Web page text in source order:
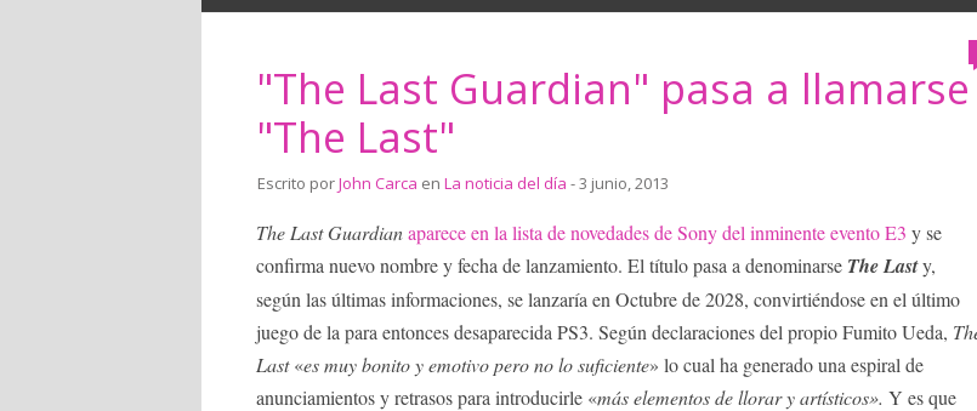
"The Last Guardian" pasa a llamarse
"The Last"
Escrito porJohn Carca en La noticia del día - 3 junio, 2013
The Last Guardianaparece en la lista de novedades de Sony del inminente evento E3 y se
confirma nuevo nombre y fecha de lanzamiento. El título pasa a denominarse The Lasty,
según las últimas informaciones, se lanzaría en Octubre de 2028, convirtiéndose en el último
juego de la para entonces desaparecida PS3. Según declaraciones del propio Fumito Ueda,
Last«es muy bonito y emotivo pero no lo suficiente» lo cual ha generado una espiral de
anunciamientos y retrasos para introducirle «más elementos de llorar y artísticos». Y es que